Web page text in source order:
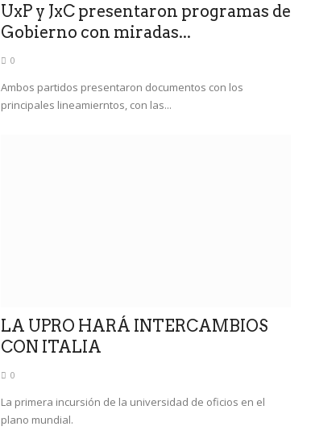
UxP y JxC presentaron programas de
Gobierno con miradas...
0
Ambos partidos presentaron documentos con los
principales lineamierntos, con las...
LA UPRO HARÁ INTERCAMBIOS
CON ITALIA
0
La primera incursión de la universidad de oficios en el
plano mundial.